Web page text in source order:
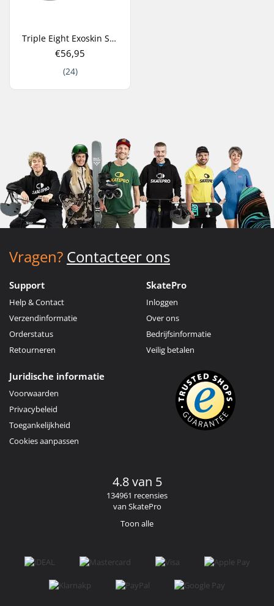
Triple Eight Exoskin Scheenbeschermers
€56,95
(24)
Vragen? Contacteer ons
Support
Help & Contact
Verzendinformatie
Orderstatus
Retourneren
SkatePro
Inloggen
Over ons
Bedrijfsinformatie
Veilig betalen
Juridische informatie
Voorwaarden
Privacybeleid
Toegankelijkheid
Cookies aanpassen
4.8 van 5
134961 recensies
van SkatePro
Toon alle